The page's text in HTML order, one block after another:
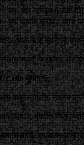
5. क्या आप वर्तमान में उसी
6. क्या आपके क्रेडिट कार्ड या
यदि आपके सभी उपरोक्त
सुरक्षा कारणों के कारण और
CCBillभुगतान:
आप सफलतापूर्वक सदस्य
अधिकांशतः भुगतान निरस्त
अमान्य कार्ड: कृपया सम्बंधित